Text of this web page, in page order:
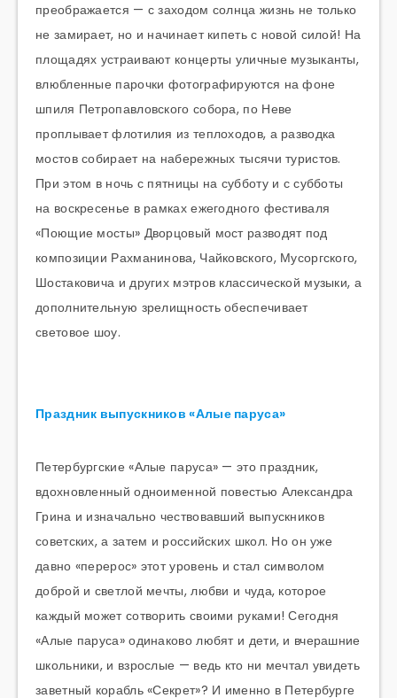
преображается — с заходом солнца жизнь не только
не замирает, но и начинает кипеть с новой силой! На
площадях устраивают концерты уличные музыканты,
влюбленные парочки фотографируются на фоне
шпиля Петропавловского собора, по Неве
проплывает флотилия из теплоходов, а разводка
мостов собирает на набережных тысячи туристов.
При этом в ночь с пятницы на субботу и с субботы
на воскресенье в рамках ежегодного фестиваля
«Поющие мосты» Дворцовый мост разводят под
композиции Рахманинова, Чайковского, Мусоргского,
Шостаковича и других мэтров классической музыки, а
дополнительную зрелищность обеспечивает
световое шоу.
Праздник выпускников «Алые паруса»
Петербургские «Алые паруса» — это праздник,
вдохновленный одноименной повестью Александра
Грина и изначально чествовавший выпускников
советских, а затем и российских школ. Но он уже
давно «перерос» этот уровень и стал символом
доброй и светлой мечты, любви и чуда, которое
каждый может сотворить своими руками! Сегодня
«Алые паруса» одинаково любят и дети, и вчерашние
школьники, и взрослые — ведь кто ни мечтал увидеть
заветный корабль «Секрет»? И именно в Петербурге